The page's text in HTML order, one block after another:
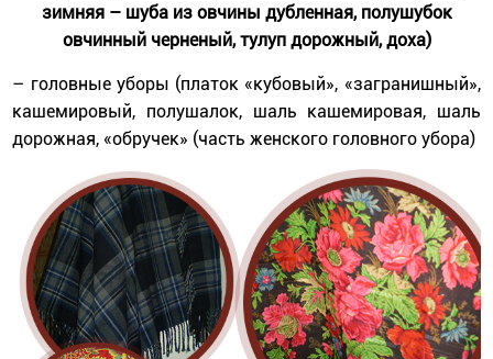
зимняя – шуба из овчины дубленная, полушубок
овчинный черненый, тулуп дорожный, доха)
– головные уборы (платок «кубовый», «загранишный»,
кашемировый, полушалок, шаль кашемировая, шаль
дорожная, «обручек» (часть женского головного убора)